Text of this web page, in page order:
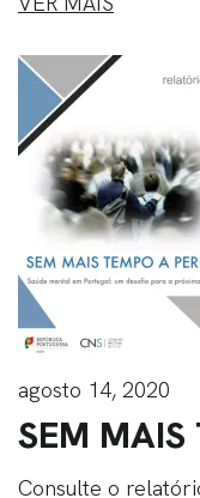
agosto 14, 2020
SEM MAIS
Consulte o